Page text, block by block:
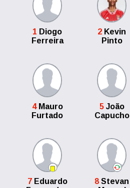
1 Diogo
Ferreira
2 Kevin
Pinto
4Mauro
Furtado
5João
Capucho
7Eduardo
8 Stevan